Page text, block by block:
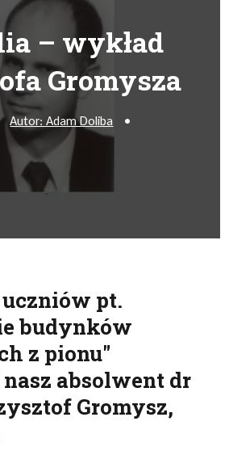
– wykład
Gromysza
Autor: Adam Doliba •
się na FB
pt.
budynków
z pionu"
absolwent dr
Gromysz,